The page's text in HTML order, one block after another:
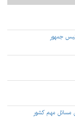
جمهور
مسائل مهم کشور